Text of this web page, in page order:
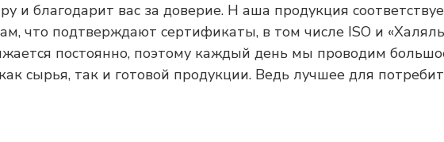
и благодарит вас за доверие. Н аша продукция
что подтверждают сертификаты, в том числе ISO и
постоянно, поэтому каждый день мы проводим
сырья, так и готовой продукции. Ведь лучшее для